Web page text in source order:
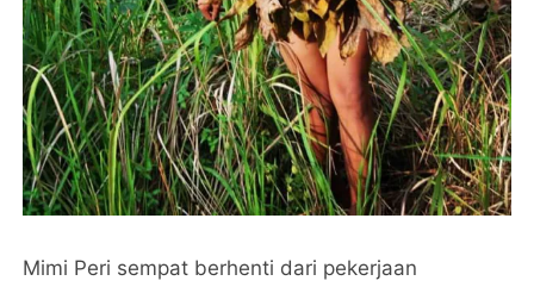
Mimi Peri sempat berhenti dari pekerjaan